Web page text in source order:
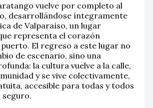
vuelve por completo al
desarrollándose íntegramente
de Valparaíso, un lugar
representa el corazón
El regreso a este lugar no
de escenario, sino una
la cultura vuelve a la calle,
y se vive colectivamente,
accesible para todas y todos